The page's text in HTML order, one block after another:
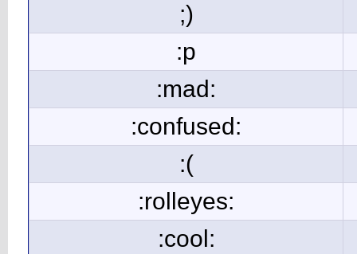
;)
:p
:mad:
:confused:
:(
:rolleyes:
:cool: